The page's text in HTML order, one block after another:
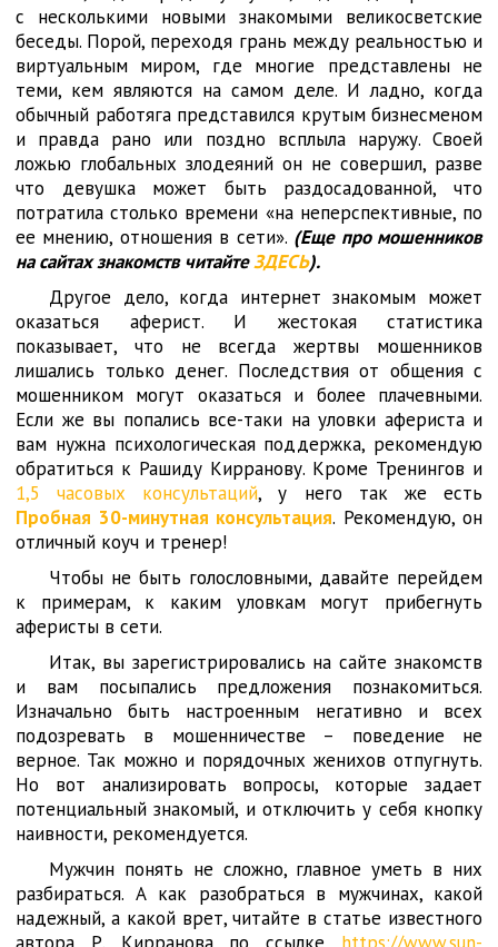
с несколькими новыми знакомыми великосветские
беседы. Порой, переходя грань между реальностью и
виртуальным миром, где многие представлены не
теми, кем являются на самом деле. И ладно, когда
обычный работяга представился крутым бизнесменом
и правда рано или поздно всплыла наружу. Своей
ложью глобальных злодеяний он не совершил, разве
что девушка может быть раздосадованной, что
потратила столько времени «на неперспективные, по
ее мнению, отношения в сети». (Еще про мошенников
на сайтах знакомств читайтеЗДЕСЬ).
Другое дело, когда интернет знакомым может
оказаться аферист. И жестокая статистика
показывает, что не всегда жертвы мошенников
лишались только денег. Последствия от общения с
мошенником могут оказаться и более плачевными.
Если же вы попались все-таки на уловки афериста и
вам нужна психологическая поддержка, рекомендую
обратиться к Рашиду Кирранову. Кроме Тренингов и
1,5 часовых консультаций, у него так же есть
Пробная 30-минутная консультация. Рекомендую, он
отличный коуч и тренер!
Чтобы не быть голословными, давайте перейдем
к примерам, к каким уловкам могут прибегнуть
аферисты в сети.
Итак, вы зарегистрировались на сайте знакомств
и вам посыпались предложения познакомиться.
Изначально быть настроенным негативно и всех
подозревать в мошенничестве – поведение не
верное. Так можно и порядочных женихов отпугнуть.
Но вот анализировать вопросы, которые задает
потенциальный знакомый, и отключить у себя кнопку
наивности, рекомендуется.
Мужчин понять не сложно, главное уметь в них
разбираться. А как разобраться в мужчинах, какой
надежный, а какой врет, читайте в статье известного